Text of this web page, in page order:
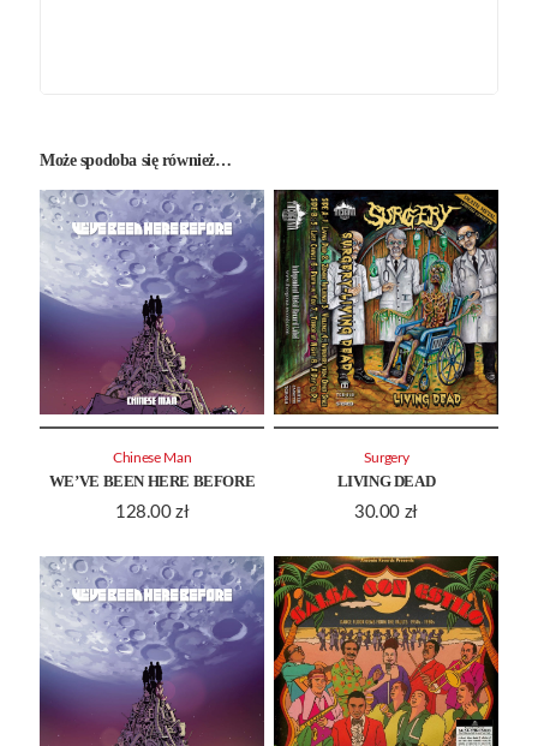
Może spodoba się również…
WE’VE BEEN HERE BEFORE
128.00 zł
Chinese Man
LIVING DEAD
30.00 zł
Surgery